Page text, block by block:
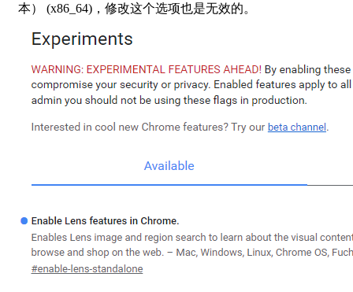
本） (x86_64)，修改这个选项也是无效的。